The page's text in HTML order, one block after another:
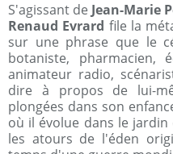
S'agissant de Jean-Marie
Renaud Evrard file la
sur une phrase que le
botaniste, pharmacien,
animateur radio,
dire à propos de lui-
plongées dans son
où il évolue dans le
les atours de l'éden